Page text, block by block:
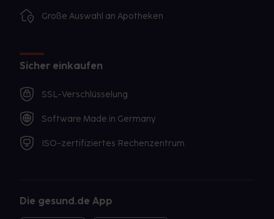
Große Auswahl an Apotheken
Sicher einkaufen
SSL-Verschlüsselung
Software Made in Germany
ISO-zertifiziertes Rechenzentrum
Die gesund.de App